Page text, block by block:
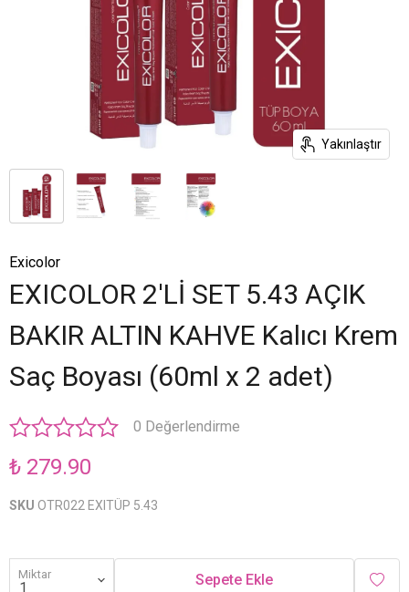
Yakınlaştır
Exicolor
EXICOLOR 2'Lİ SET 5.43 AÇIK
BAKIR ALTIN KAHVE Kalıcı Krem
Saç Boyası (60ml x 2 adet)
0 Değerlendirme
₺ 279.90
SKU OTR022 EXITÜP 5.43
Miktar Sepete Ekle